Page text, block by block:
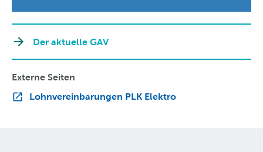
Der aktuelle GAV
Externe Seiten
Lohnvereinbarungen PLK Elektro